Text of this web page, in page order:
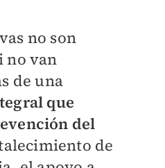
no son
no van
de una
que
del
de